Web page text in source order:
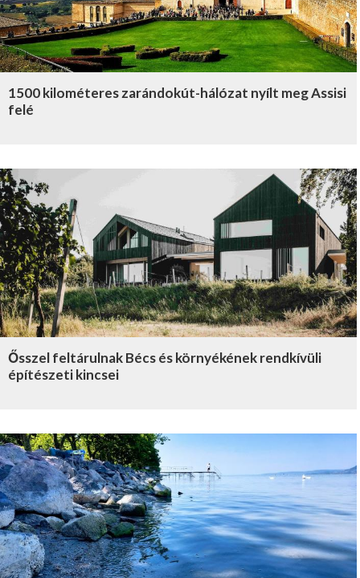
1500 kilométeres zarándokút-hálózat nyílt meg Assisi
felé
Ősszel feltárulnak Bécs és környékének rendkívüli
építészeti kincsei